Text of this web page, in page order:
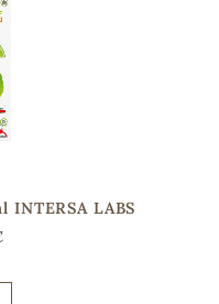
INTERSA LABS